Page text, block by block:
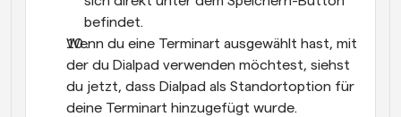
befindet.
Wenn du eine Terminart ausgewählt hast, mit
der du Dialpad verwenden möchtest, siehst
du jetzt, dass Dialpad als Standortoption für
deine Terminart hinzugefügt wurde.